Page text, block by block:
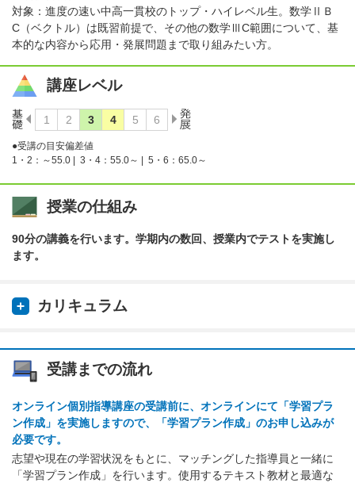
対象：進度の速い中高一貫校のトップ・ハイレベル生。数学ⅡＢ
C（ベクトル）は既習前提で、その他の数学ⅢC範囲について、基
本的な内容から応用・発展問題まで取り組みたい方。
講座レベル
●受講の目安偏差値
1・2：～55.0 |
3・4：55.0～ | 5・6：65.0～
授業の仕組み
90分の講義を行います。学期内の数回、授業内でテストを実施し
ます。
カリキュラム
受講までの流れ
オンライン個別指導講座の受講前に、オンラインにて「学習プラ
ン作成」を実施しますので、「学習プラン作成」のお申し込みが
必要です。
志望や現在の学習状況をもとに、マッチングした指導員と一緒に
「学習プラン作成」を行います。使用するテキスト教材と最適な